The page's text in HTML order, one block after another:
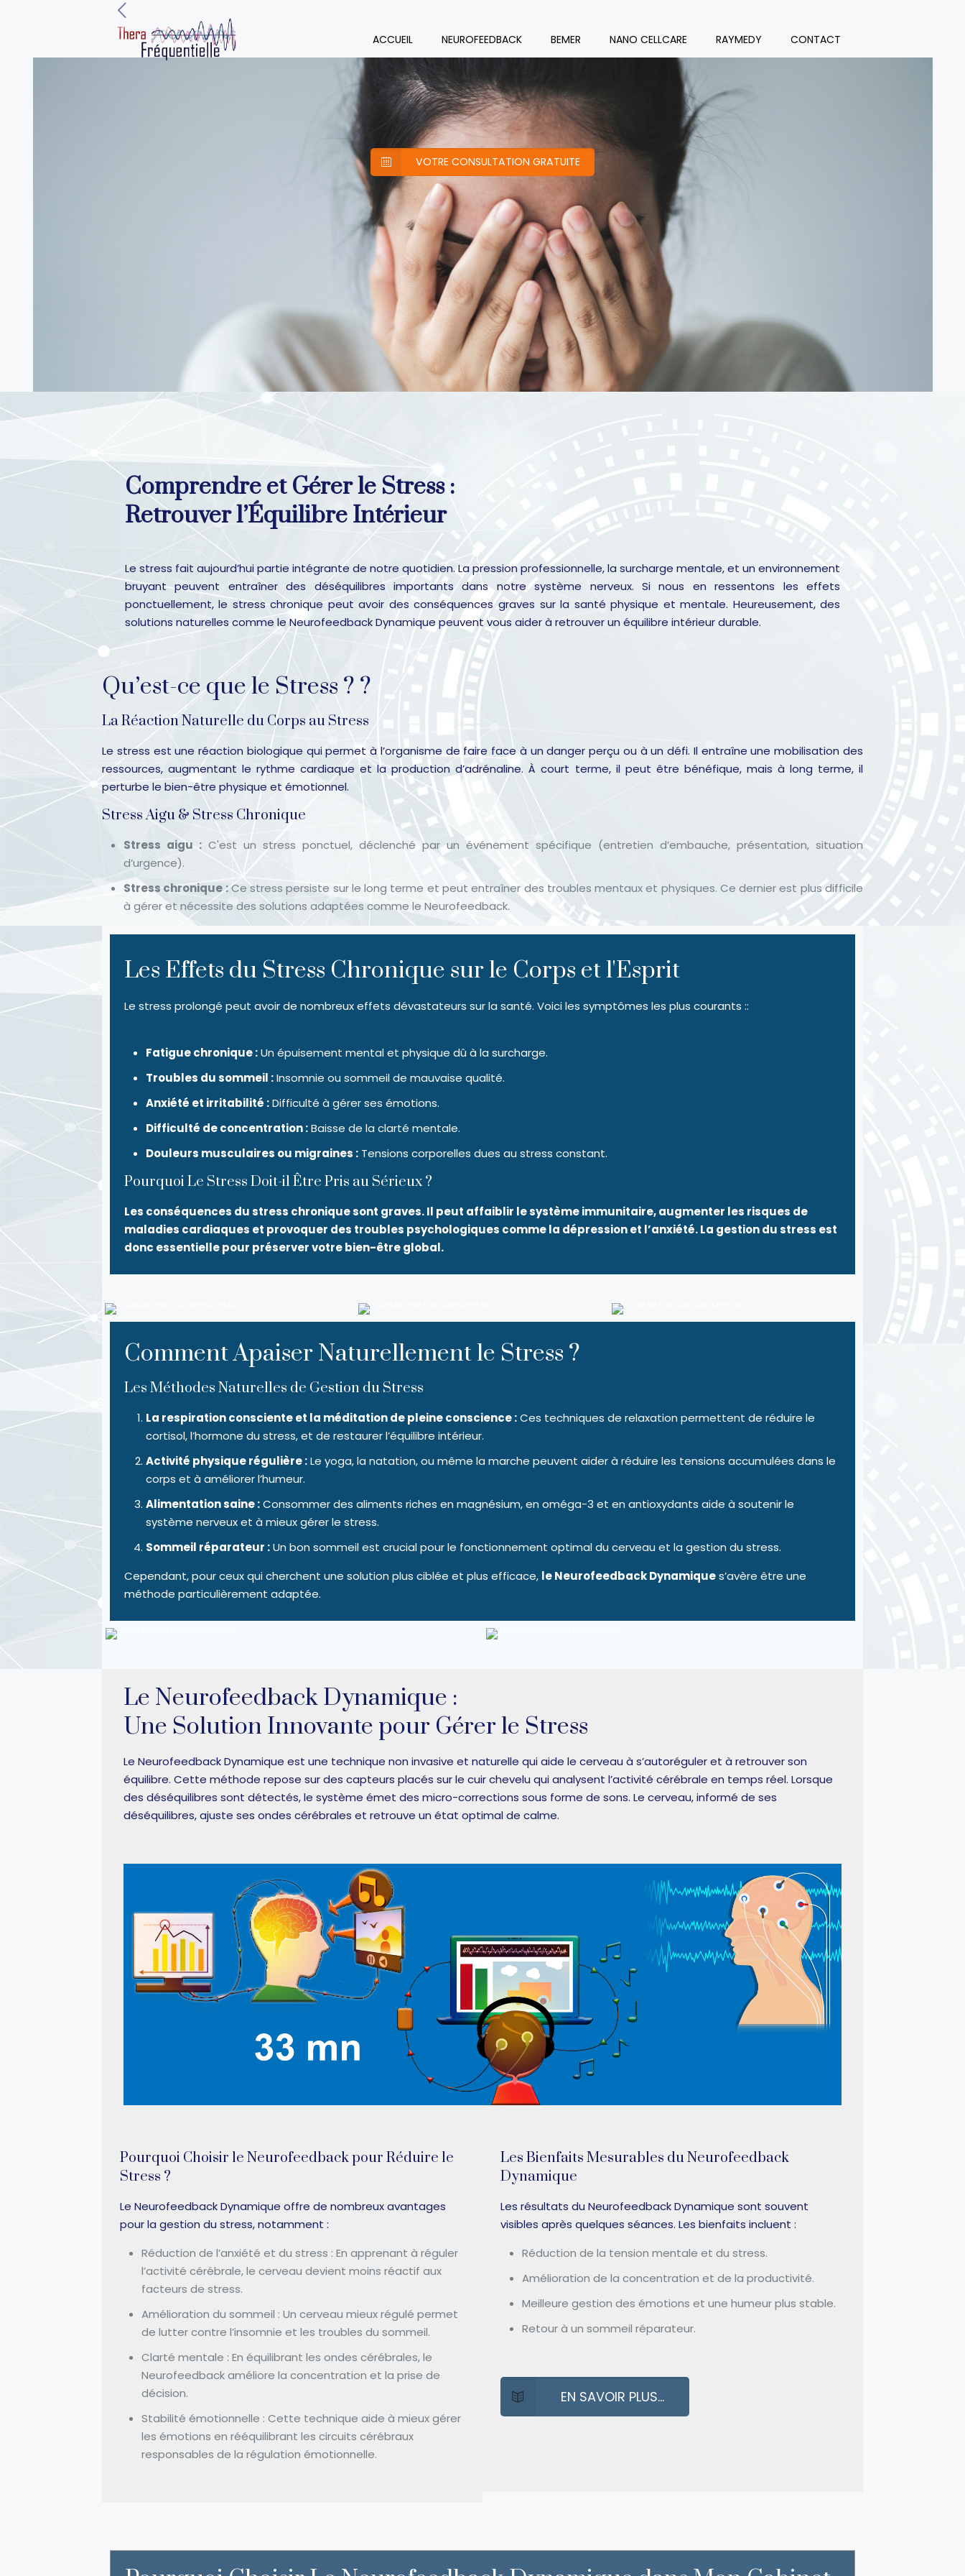
ACCUEIL NEUROFEEDBACK BEMER NANO CELLCARE RAYMEDY CONTACT
VOTRE CONSULTATION GRATUITE
Comprendre et Gérer le Stress :
Retrouver l’Équilibre Intérieur
Le stress fait aujourd’hui partie intégrante de notre quotidien. La pression professionnelle, la surcharge mentale, et un environnement
bruyant peuvent entraîner des déséquilibres importants dans notre système nerveux. Si nous en ressentons les effets
ponctuellement, le stress chronique peut avoir des conséquences graves sur la santé physique et mentale. Heureusement, des
solutions naturelles comme le Neurofeedback Dynamique peuvent vous aider à retrouver un équilibre intérieur durable.
Qu’est-ce que le Stress ? ?
La Réaction Naturelle du Corps au Stress
Le stress est une réaction biologique qui permet à l’organisme de faire face à un danger perçu ou à un défi. Il entraîne une mobilisation des
ressources, augmentant le rythme cardiaque et la production d’adrénaline. À court terme, il peut être bénéfique, mais à long terme, il
perturbe le bien-être physique et émotionnel.
Stress Aigu & Stress Chronique
Stress aigu : C'est un stress ponctuel, déclenché par un événement spécifique (entretien d’embauche, présentation, situation
d’urgence).
Stress chronique :Ce stress persiste sur le long terme et peut entraîner des troubles mentaux et physiques. Ce dernier est plus difficile
à gérer et nécessite des solutions adaptées comme le Neurofeedback.
Les Effets du Stress Chronique sur le Corps et l'Esprit
Le stress prolongé peut avoir de nombreux effets dévastateurs sur la santé. Voici les symptômes les plus courants ::
Fatigue chronique :Un épuisement mental et physique dû à la surcharge.
Troubles du sommeil :Insomnie ou sommeil de mauvaise qualité.
Anxiété et irritabilité :Difficulté à gérer ses émotions.
Difficulté de concentration :Baisse de la clarté mentale.
Douleurs musculaires ou migraines :Tensions corporelles dues au stress constant.
Pourquoi Le Stress Doit-il Être Pris au Sérieux ?
Les conséquences du stress chronique sont graves. Il peut affaiblir le système immunitaire, augmenter les risques de
maladies cardiaques et provoquer des troubles psychologiques comme la dépression et l’anxiété. La gestion du stress est
donc essentielle pour préserver votre bien-être global.
Comment Apaiser Naturellement le Stress ?
Les Méthodes Naturelles de Gestion du Stress
La respiration consciente et la méditation de pleine conscience :Ces techniques de relaxation permettent de réduire le
cortisol, l’hormone du stress, et de restaurer l’équilibre intérieur.
Activité physique régulière :Le yoga, la natation, ou même la marche peuvent aider à réduire les tensions accumulées dans le
corps et à améliorer l’humeur.
Alimentation saine :Consommer des aliments riches en magnésium, en oméga-3 et en antioxydants aide à soutenir le
système nerveux et à mieux gérer le stress.
Sommeil réparateur :Un bon sommeil est crucial pour le fonctionnement optimal du cerveau et la gestion du stress.
Cependant, pour ceux qui cherchent une solution plus ciblée et plus efficace, le Neurofeedback Dynamiques’avère être une
méthode particulièrement adaptée.
Le Neurofeedback Dynamique :
Une Solution Innovante pour Gérer le Stress
Le Neurofeedback Dynamique est une technique non invasive et naturelle qui aide le cerveau à s’autoréguler et à retrouver son
équilibre. Cette méthode repose sur des capteurs placés sur le cuir chevelu qui analysent l’activité cérébrale en temps réel. Lorsque
des déséquilibres sont détectés, le système émet des micro-corrections sous forme de sons. Le cerveau, informé de ses
déséquilibres, ajuste ses ondes cérébrales et retrouve un état optimal de calme.
Pourquoi Choisir le Neurofeedback pour Réduire le
Stress ?
Le Neurofeedback Dynamique offre de nombreux avantages
pour la gestion du stress, notamment :
Réduction de l’anxiété et du stress : En apprenant à réguler
l’activité cérébrale, le cerveau devient moins réactif aux
facteurs de stress.
Amélioration du sommeil : Un cerveau mieux régulé permet
de lutter contre l’insomnie et les troubles du sommeil.
Clarté mentale : En équilibrant les ondes cérébrales, le
Neurofeedback améliore la concentration et la prise de
décision.
Stabilité émotionnelle : Cette technique aide à mieux gérer
les émotions en rééquilibrant les circuits cérébraux
responsables de la régulation émotionnelle.
Les Bienfaits Mesurables du Neurofeedback
Dynamique
Les résultats du Neurofeedback Dynamique sont souvent
visibles après quelques séances. Les bienfaits incluent :
Réduction de la tension mentale et du stress.
Amélioration de la concentration et de la productivité.
Meilleure gestion des émotions et une humeur plus stable.
Retour à un sommeil réparateur.
EN SAVOIR PLUS...